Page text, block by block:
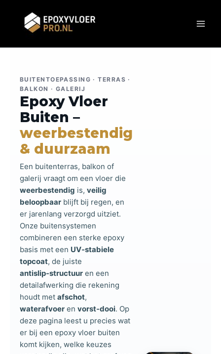
BUITENTOEPASSING · TERRAS ·
BALKON · GALERIJ
Epoxy Vloer
Buiten –
weerbestendig
& duurzaam
Een buitenterras, balkon of
galerij vraagt om een vloer die
weerbestendig is, veilig
beloopbaar blijft bij regen, en
er jarenlang verzorgd uitziet.
Onze buitensystemen
combineren een sterke epoxy
basis met een UV‑stabiele
topcoat, de juiste
antislip‑structuur en een
detailafwerking die rekening
houdt met afschot,
waterafvoer en vorst‑dooi. Op
deze pagina leest u precies wat
er bij een epoxy vloer buiten
komt kijken, welke keuzes